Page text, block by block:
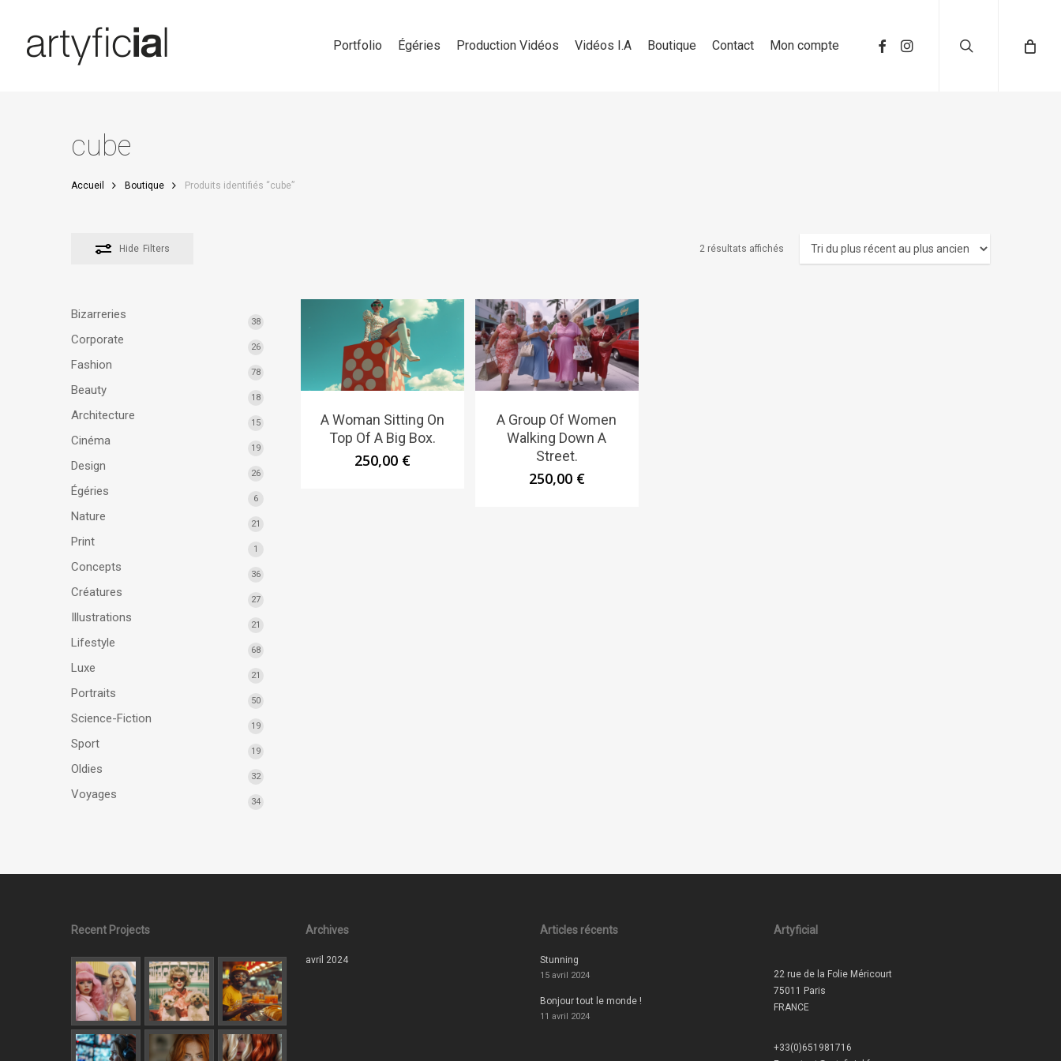
content
Portfolio Égéries Production Vidéos Vidéos I.A Boutique Contact Mon compte
cube
Accueil Boutique Produits identifiés “cube”
Hide Filters 2 résultats affichés
Bizarreries
38
Corporate
26
Fashion
78
Beauty
18
Architecture
15
Cinéma
19
Design
26
Égéries
6
Nature
21
Print
1
Concepts
36
Créatures
27
Illustrations
21
Lifestyle
68
Luxe
21
Portraits
50
Science-Fiction
19
Sport
19
Oldies
32
Voyages
34
A Woman Sitting On
Top Of A Big Box.
250,00 €
A Group Of Women
Walking Down A
Street.
250,00 €
Recent Projects Archives
avril 2024
Articles récents
Stunning
15 avril 2024
Bonjour tout le monde !
11 avril 2024
Artyficial
22 rue de la Folie Méricourt
75011 Paris
FRANCE
+33(0)651981716